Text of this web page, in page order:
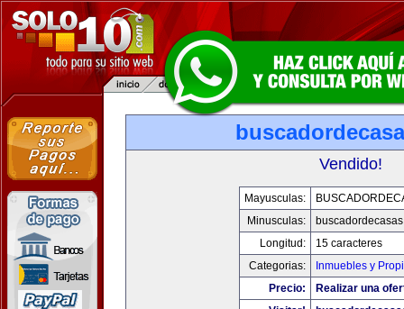
Vendido!
Mayusculas:
Minusculas:
Longitud:
15 caracteres
Categorias:
Inmuebles y
Precio:
Realizar una